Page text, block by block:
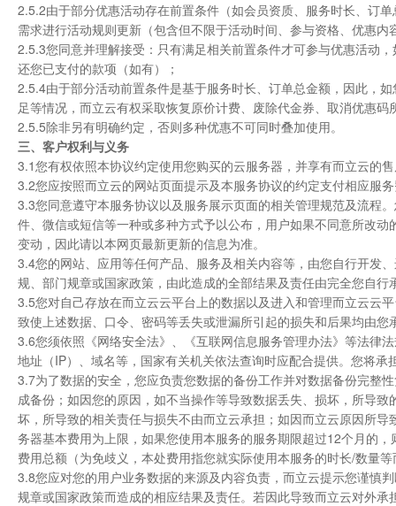
2.5.2由于部分优惠活动存在前置条件（如会员资质、服务时长、订
需求进行活动规则更新（包含但不限于活动时间、参与资格、优惠
2.5.3您同意并理解接受：只有满足相关前置条件才可参与优惠活动
还您已支付的款项（如有）；
2.5.4由于部分活动前置条件是基于服务时长、订单总金额，因此，
足等情况，而立云有权采取恢复原价计费、废除代金券、取消优惠
2.5.5除非另有明确约定，否则多种优惠不可同时叠加使用。
三、客户权利与义务
3.1您有权依照本协议约定使用您购买的云服务器，并享有而立云的
3.2您应按照而立云的网站页面提示及本服务协议的约定支付相应服
3.3您同意遵守本服务协议以及服务展示页面的相关管理规范及流程
件、微信或短信等一种或多种方式予以公布，用户如果不同意所改
变动，因此请以本网页最新更新的信息为准。
3.4您的网站、应用等任何产品、服务及相关内容等，由您自行开发
规、部门规章或国家政策，由此造成的全部结果及责任由完全您自
3.5您对自己存放在而立云云平台上的数据以及进入和管理而立云云
致使上述数据、口令、密码等丢失或泄漏所引起的损失和后果均由您
3.6您须依照《网络安全法》、《互联网信息服务管理办法》等法律
地址（IP）、域名等，国家有关机关依法查询时应配合提供。您将
3.7为了数据的安全，您应负责您数据的备份工作并对数据备份完整
成备份；如因您的原因，如不当操作等导致数据丢失、损坏，所导
坏，所导致的相关责任与损失不由而立云承担；如因而立云原因所
务器基本费用为上限，如果您使用本服务的服务期限超过12个月的
费用总额（为免歧义，本处费用指您就实际使用本服务的时长/数量
3.8您应对您的用户业务数据的来源及内容负责，而立云提示您谨慎
规章或国家政策而造成的相应结果及责任。若因此导致而立云对外